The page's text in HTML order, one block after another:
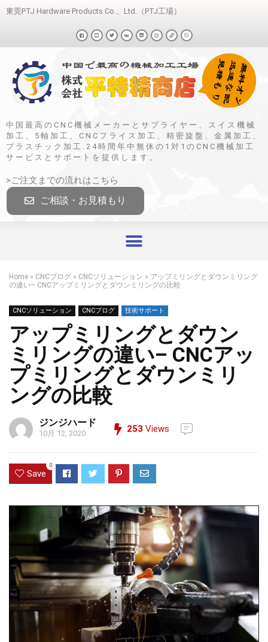
東莞PTJ Hardware Products Co.、Ltd.（PTJ工場）
中国最高のCNC機械メーカーとサプライヤー、スイス機械
加工、5軸加工、CNCフライス加工、精密旋盤、金属加工、
プラスチック加工.24時間年中無休の1対1のCNC機械加工
サービスとサポートを提供します。
>ご注文までの流れはこちら
ご相談・お見積もり
Home » CNCブログ » CNCソリューション » アップミリングとダウンミリング
の違い– CNCアップミリングとダウンミリングの比較
CNCソリューション CNCブログ 技術サポート
アップミリングとダウン
ミリングの違い– CNCアッ
プミリングとダウンミリ
ングの比較
ジンジハード
10月 12, 2020 253 Views
Save
0